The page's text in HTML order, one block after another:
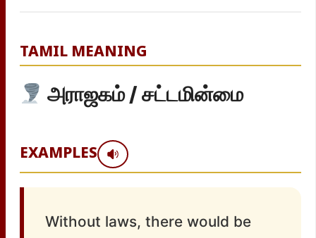
TAMIL MEANING
அராஜகம் / சட்டமின்மை
EXAMPLES
Without laws, there would be